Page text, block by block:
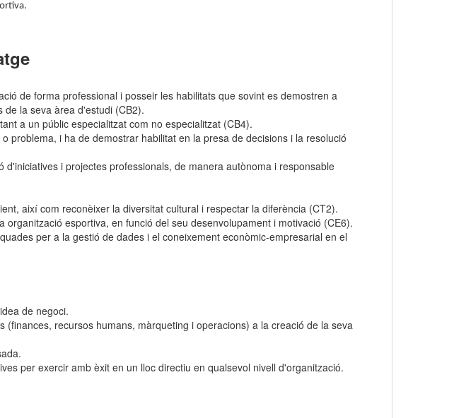
de forma professional i posseir les habilitats que sovint es demostren a
la seva àrea d'estudi (CB2).
a un públic especialitzat com no especialitzat (CB4).
problema, i ha de demostrar habilitat en la presa de decisions i la resolució
i projectes professionals, de manera autònoma i responsable
així com reconèixer la diversitat cultural i respectar la diferència (CT2).
esportiva, en funció del seu desenvolupament i motivació (CE6).
per a la gestió de dades i el coneixement econòmic-empresarial en el
de negoci.
recursos humans, màrqueting i operacions) a la creació de la seva
per exercir amb èxit en un lloc directiu en qualsevol nivell d'organització.